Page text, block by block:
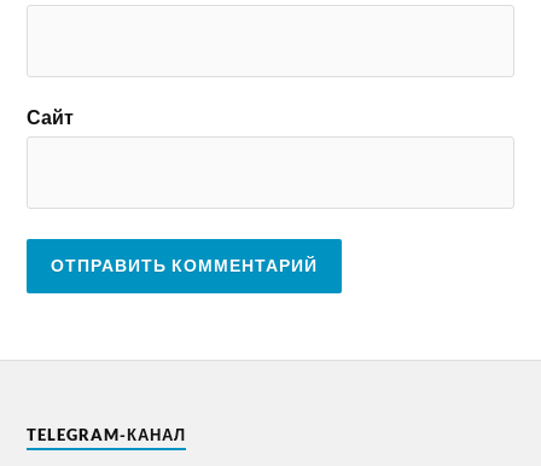
Сайт
TELEGRAM-КАНАЛ